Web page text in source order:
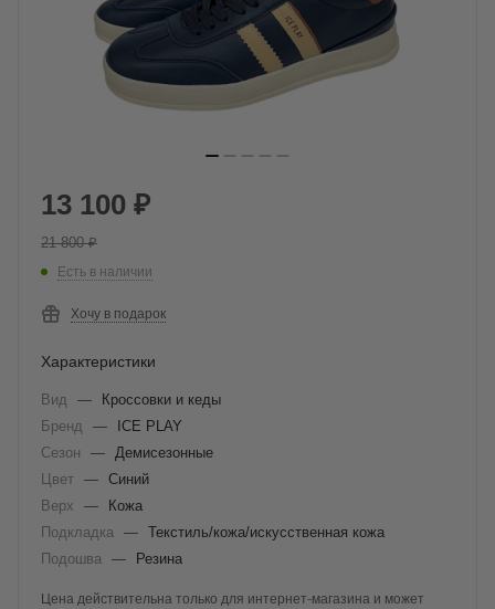
13 100 ₽
21 800₽
Есть в наличии
Хочу в подарок
Характеристики
Вид —
Кроссовки и кеды
Бренд
—
ICE PLAY
Сезон
—
Демисезонные
Цвет — Синий
Верх
—
Кожа
Подкладка
— Текстиль/кожа/искусственная кожа
Подошва
— Резина
Цена действительна только для интернет-магазина и может